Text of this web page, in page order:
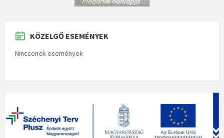
KÖZELGŐ ESEMÉNYEK
Nincsenek események